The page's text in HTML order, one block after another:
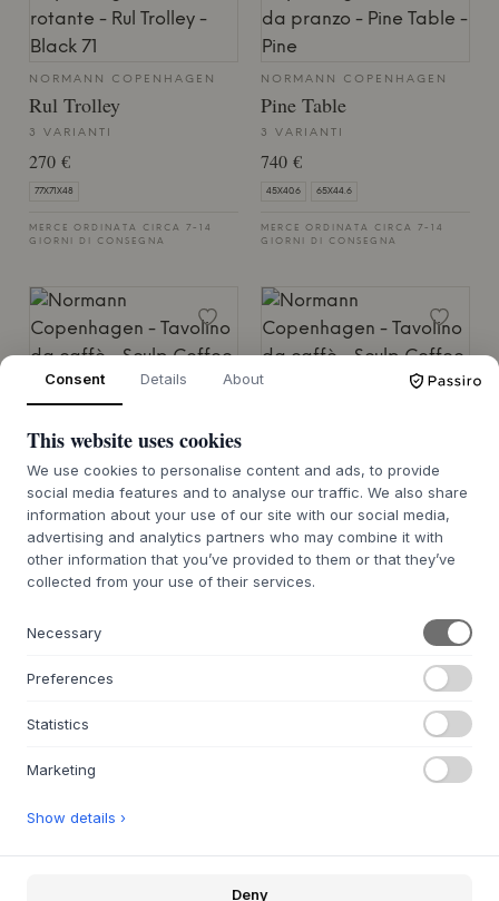
NORMANN COPENHAGEN
Rul Trolley
3 VARIANTI
270 €
77X71X48
MERCE ORDINATA CIRCA 7-14
GIORNI DI CONSEGNA
NORMANN COPENHAGEN
Pine Table
3 VARIANTI
740 €
45X40.6 65X44.6
MERCE ORDINATA CIRCA 7-14
GIORNI DI CONSEGNA
NORMANN COPENHAGEN
Sculp Coffee Table Large
BROWN STAINED ASH 109
1.075 €
47X109X64
Sculp Coffee Table Small
BROWN STAINED ASH 65
605 €
39X65X45.5
Bit Coffee Table
NORMANN COPENHAGEN
Consent Details About
This website uses cookies
We use cookies to personalise content and ads, to provide
social media features and to analyse our traffic. We also share
information about your use of our site with our social media,
advertising and analytics partners who may combine it with
other information that you’ve provided to them or that they’ve
collected from your use of their services.
Necessary
Preferences
Statistics
Marketing
Show details ›
Deny